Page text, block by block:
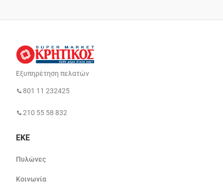
Εξυπηρέτηση πελατών
801 11 232425
210 55 58 832
ΕΚΕ
Πυλώνες
Κοινωνία